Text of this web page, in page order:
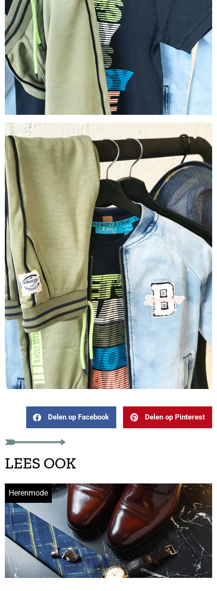
Delen op Facebook Delen op Pinterest
LEES OOK
Herenmode